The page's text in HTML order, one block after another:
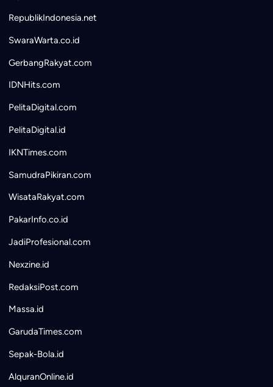
RepublikIndonesia.net
SwaraWarta.co.id
GerbangRakyat.com
IDNHits.com
PelitaDigital.com
PelitaDigital.id
IKNTimes.com
SamudraPikiran.com
WisataRakyat.com
PakarInfo.co.id
JadiProfesional.com
Nexzine.id
RedaksiPost.com
Massa.id
GarudaTimes.com
Sepak-Bola.id
AlquranOnline.id